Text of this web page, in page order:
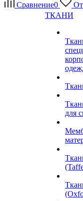
Сравнение0
ТКАНИ
для